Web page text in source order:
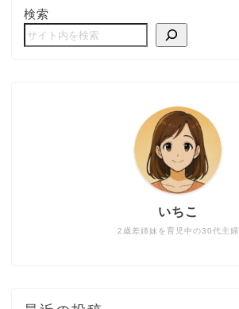
検索
2歳差姉妹を育児中の30代主婦
いちこ